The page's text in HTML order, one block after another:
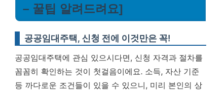
– 꿀팁 알려드려요]
공공임대주택, 신청 전에 이것만은 꼭!
공공임대주택에 관심 있으시다면, 신청 자격과 절차를
꼼꼼히 확인하는 것이 첫걸음이에요. 소득, 자산 기준
등 까다로운 조건들이 있을 수 있으니, 미리 본인의 상